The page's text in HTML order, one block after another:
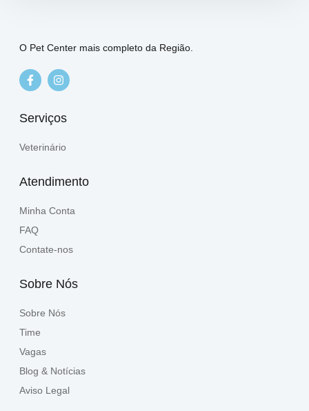
O Pet Center mais completo da Região.
Serviços
Veterinário
Atendimento
Minha Conta
FAQ
Contate-nos
Sobre Nós
Sobre Nós
Time
Vagas
Blog & Notícias
Aviso Legal